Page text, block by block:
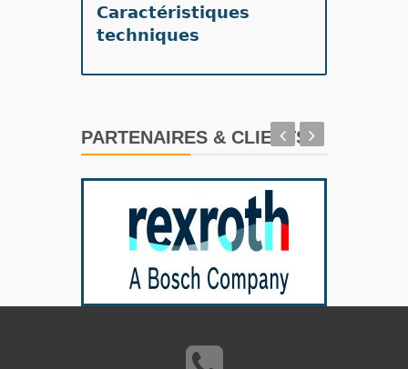
Caractéristiques
techniques
PARTENAIRES & CLIENTS